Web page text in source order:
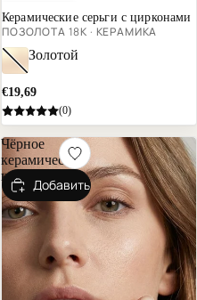
Распродано
Керамические серьги с цирконами
ПОЗОЛОТА 18К · КЕРАМИКА
Золотой
€19,69
(0)
Чёрное
керамическое
кольцо
Добавить